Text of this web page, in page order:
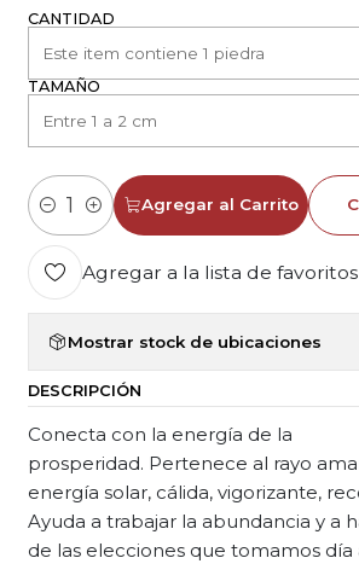
CANTIDAD
TAMAÑO
Cantidad
Agregar al Carrito
Agregar a la lista de favoritos
Mostrar stock de ubicaciones
DESCRIPCIÓN
Conecta con la energía de la
prosperidad. Pertenece al rayo
energía solar, cálida, vigorizante,
Ayuda a trabajar la abundancia y a
de las elecciones que tomamos día